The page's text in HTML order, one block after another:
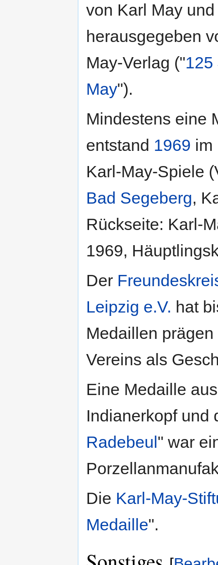
von Karl May
herausgegeben
May-Verlag ("125
May").
Mindestens eine
entstand 1969 im
Karl-May-Spiele
Bad Segeberg,
Rückseite: Karl-
1969,
Der
Leipzig e.V. hat
Medaillen
Vereins als
Eine Medaille
Indianerkopf und
Radebeul" war
Die Karl-May-
Medaille".